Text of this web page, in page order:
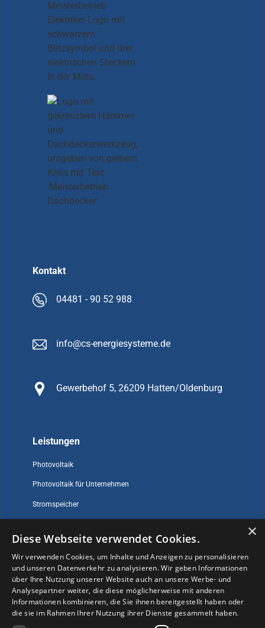
Kontakt
04481 - 90 52 988
info@cs-energiesysteme.de
Gewerbehof 5, 26209 Hatten/Oldenburg
Leistungen
Photovoltaik
Photovoltaik für Unternehmen
Stromspeicher
Sonstiges
Impressum
Datenschutz
Kontakt
×
Diese Webseite verwendet Cookies.
Wir verwenden Cookies, um Inhalte und Anzeigen zu personalisieren
und unseren Datenverkehr zu analysieren. Wir geben Informationen
über Ihre Nutzung unserer Website auch an unsere Werbe- und
Analysepartner weiter, die diese möglicherweise mit anderen
Informationen kombinieren, die Sie ihnen bereitgestellt haben oder
die sie im Rahmen Ihrer Nutzung ihrer Dienste gesammelt haben.